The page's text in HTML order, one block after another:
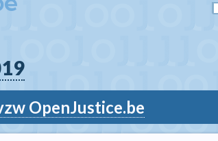
OpenJustice.be